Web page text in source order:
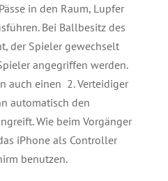
in den Raum, Lupfer
Bei Ballbesitz des
der Spieler gewechselt
angegriffen werden.
auch einen 2. Verteidiger
automatisch den
Wie beim Vorgänger
iPhone als Controller
benutzen.